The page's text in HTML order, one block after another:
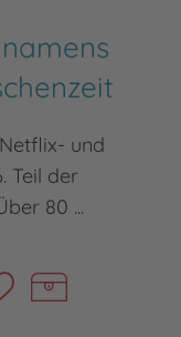
und
Teil der
80 ...